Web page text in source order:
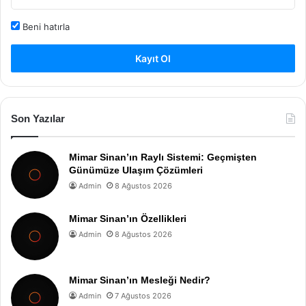
Beni hatırla
Kayıt Ol
Son Yazılar
Mimar Sinan’ın Raylı Sistemi: Geçmişten
Günümüze Ulaşım Çözümleri
Admin 8 Ağustos 2026
Mimar Sinan’ın Özellikleri
Admin 8 Ağustos 2026
Mimar Sinan’ın Mesleği Nedir?
Admin 7 Ağustos 2026